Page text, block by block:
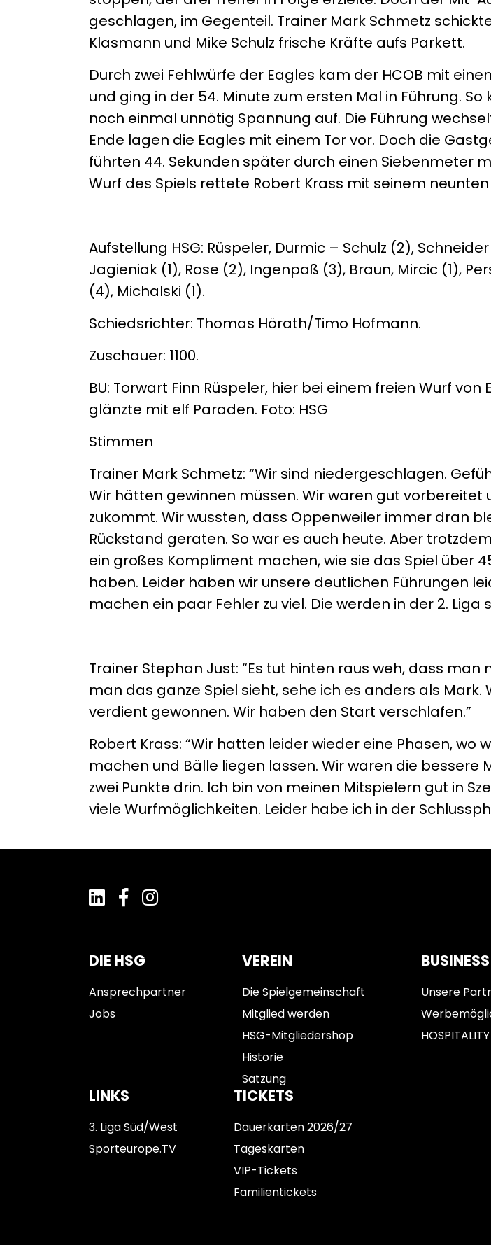
geschlagen, im Gegenteil. Trainer Mark Schmetz
Klasmann und Mike Schulz frische Kräfte aufs Parkett.
Durch zwei Fehlwürfe der Eagles kam der HCOB mit
und ging in der 54. Minute zum ersten Mal in Führung.
noch einmal unnötig Spannung auf. Die Führung
Ende lagen die Eagles mit einem Tor vor. Doch die
führten 44. Sekunden später durch einen Siebenmeter
Wurf des Spiels rettete Robert Krass mit seinem
Aufstellung HSG: Rüspeler, Durmic – Schulz (2),
Jagieniak (1), Rose (2), Ingenpaß (3), Braun, Mircic (1),
(4), Michalski (1).
Schiedsrichter: Thomas Hörath/Timo Hofmann.
Zuschauer: 1100.
BU: Torwart Finn Rüspeler, hier bei einem freien Wurf
glänzte mit elf Paraden. Foto: HSG
Stimmen
Trainer Mark Schmetz: “Wir sind niedergeschlagen.
Wir hätten gewinnen müssen. Wir waren gut vorbereitet
zukommt. Wir wussten, dass Oppenweiler immer dran
Rückstand geraten. So war es auch heute. Aber
ein großes Kompliment machen, wie sie das Spiel über
haben. Leider haben wir unsere deutlichen Führungen
machen ein paar Fehler zu viel. Die werden in der 2. Liga
Trainer Stephan Just: “Es tut hinten raus weh, dass man
man das ganze Spiel sieht, sehe ich es anders als Mark.
verdient gewonnen. Wir haben den Start verschlafen.”
Robert Krass: “Wir hatten leider wieder eine Phasen, wo
machen und Bälle liegen lassen. Wir waren die bessere
zwei Punkte drin. Ich bin von meinen Mitspielern gut in
viele Wurfmöglichkeiten. Leider habe ich in der
DIE HSG
Ansprechpartner
Jobs
VEREIN
Die Spielgemeinschaft
Mitglied werden
HSG-Mitgliedershop
Historie
Satzung
BUSINESS
Unsere
LINKS
3. Liga Süd/West
Sporteurope.TV
TICKETS
Dauerkarten 2026/27
Tageskarten
VIP-Tickets
Familientickets